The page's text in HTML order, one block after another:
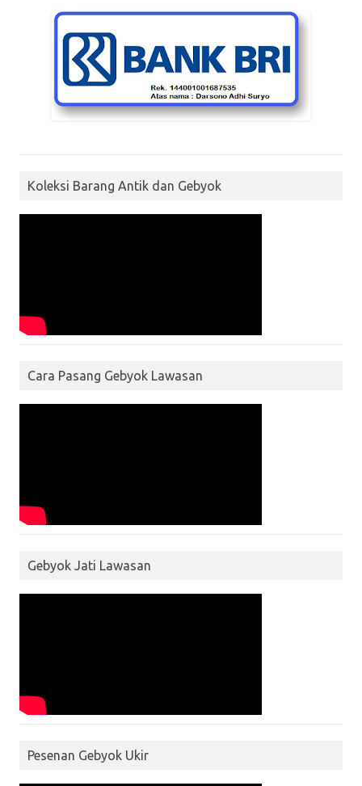
Koleksi Barang Antik dan Gebyok
Cara Pasang Gebyok Lawasan
Gebyok Jati Lawasan
Pesenan Gebyok Ukir